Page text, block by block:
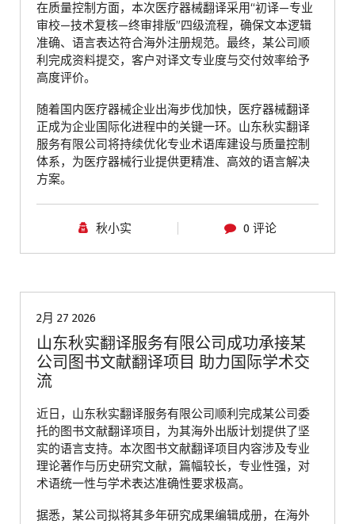
在质量控制方面，本次医疗器械翻译采用“初译—专业
审校—技术复核—终审排版”四级流程，确保文本逻辑
准确、语言表达符合海外注册规范。最终，某公司顺
利完成资料提交，客户对译文专业度与交付效率给予
高度评价。
随着国内医疗器械企业出海步伐加快，医疗器械翻译
正成为企业国际化进程中的关键一环。山东秋实翻译
服务有限公司将持续优化专业术语库建设与质量控制
体系，为医疗器械行业提供更精准、高效的语言解决
方案。
秋小实 0 评论
2月 27 2026
山东秋实翻译服务有限公司成功承接某
公司图书文献翻译项目 助力国际学术交
流
近日，山东秋实翻译服务有限公司顺利完成某公司委
托的图书文献翻译项目，为其海外出版计划提供了坚
实的语言支持。本次图书文献翻译项目内容涉及专业
理论著作与历史研究文献，篇幅较长，专业性强，对
术语统一性与学术表达准确性要求极高。
据悉，某公司拟将其多年研究成果编辑成册，在海外